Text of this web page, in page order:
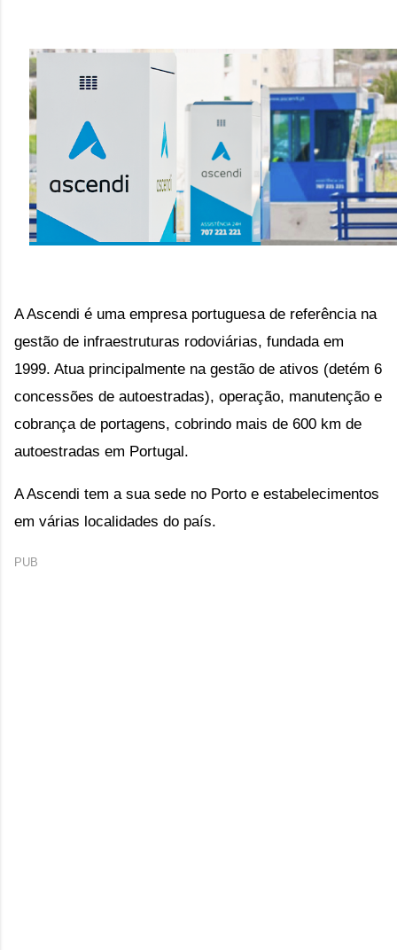
A Ascendi é uma empresa portuguesa de referência na
gestão de infraestruturas rodoviárias, fundada em
1999. Atua principalmente na gestão de ativos (detém 6
concessões de autoestradas), operação, manutenção e
cobrança de portagens, cobrindo mais de 600 km de
autoestradas em Portugal.
A Ascendi tem a sua sede no Porto e estabelecimentos
em várias localidades do país.
PUB